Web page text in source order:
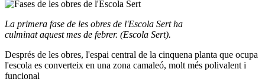
La primera fase de les obres de l'Escola Sert ha
culminat aquest mes de febrer. (Escola Sert).
Després de les obres, l'espai central de la cinquena planta que ocupa
l'escola es converteix en una zona camaleó, molt més polivalent i
funcional